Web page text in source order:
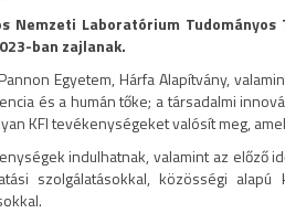
Nemzeti Laboratórium
ban zajlanak.
Egyetem, Hárfa Alapítvány,
és a humán tőke; a társadalmi
KFI tevékenységeket valósít meg,
indulhatnak, valamint az
szolgálatásokkal, közösségi